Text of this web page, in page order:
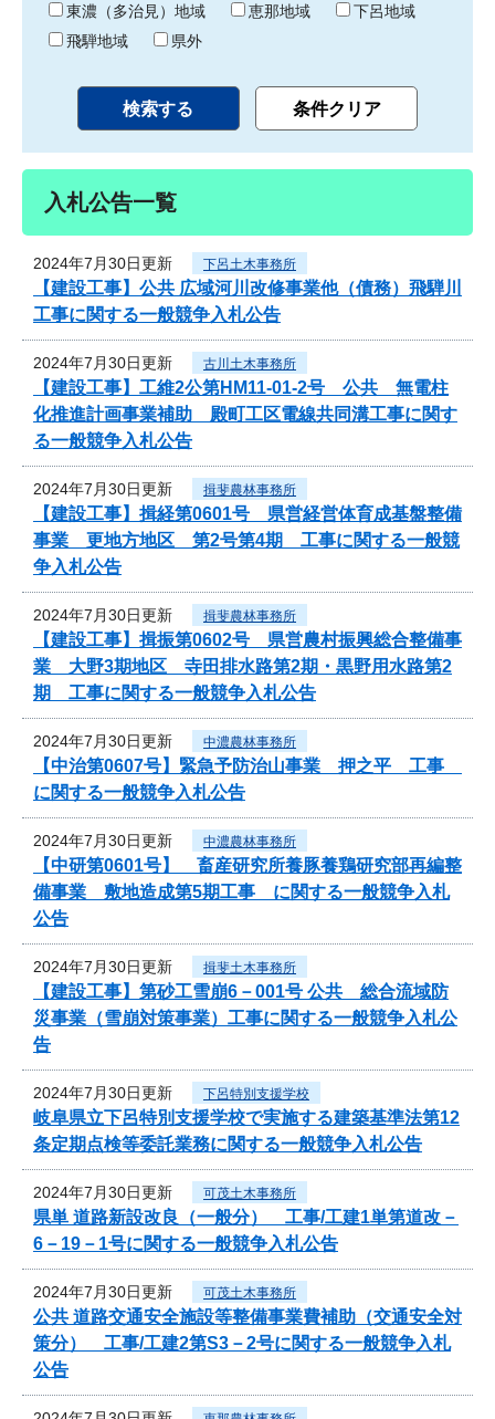
東濃（多治見）地域
恵那地域
下呂地域
飛騨地域
県外
入札公告一覧
2024年7月30日更新 下呂土木事務所
【建設工事】公共 広域河川改修事業他（債務）飛騨川
工事に関する一般競争入札公告
2024年7月30日更新 古川土木事務所
【建設工事】工維2公第HM11-01-2号 公共 無電柱
化推進計画事業補助 殿町工区電線共同溝工事に関す
る一般競争入札公告
2024年7月30日更新 揖斐農林事務所
【建設工事】揖経第0601号 県営経営体育成基盤整備
事業 更地方地区 第2号第4期 工事に関する一般競
争入札公告
2024年7月30日更新 揖斐農林事務所
【建設工事】揖振第0602号 県営農村振興総合整備事
業 大野3期地区 寺田排水路第2期・黒野用水路第2
期 工事に関する一般競争入札公告
2024年7月30日更新 中濃農林事務所
【中治第0607号】緊急予防治山事業 押之平 工事
に関する一般競争入札公告
2024年7月30日更新 中濃農林事務所
【中研第0601号】 畜産研究所養豚養鶏研究部再編整
備事業 敷地造成第5期工事 に関する一般競争入札
公告
2024年7月30日更新 揖斐土木事務所
【建設工事】第砂工雪崩6－001号 公共 総合流域防
災事業（雪崩対策事業）工事に関する一般競争入札公
告
2024年7月30日更新 下呂特別支援学校
岐阜県立下呂特別支援学校で実施する建築基準法第12
条定期点検等委託業務に関する一般競争入札公告
2024年7月30日更新 可茂土木事務所
県単 道路新設改良（一般分） 工事/工建1単第道改－
6－19－1号に関する一般競争入札公告
2024年7月30日更新 可茂土木事務所
公共 道路交通安全施設等整備事業費補助（交通安全対
策分） 工事/工建2第S3－2号に関する一般競争入札
公告